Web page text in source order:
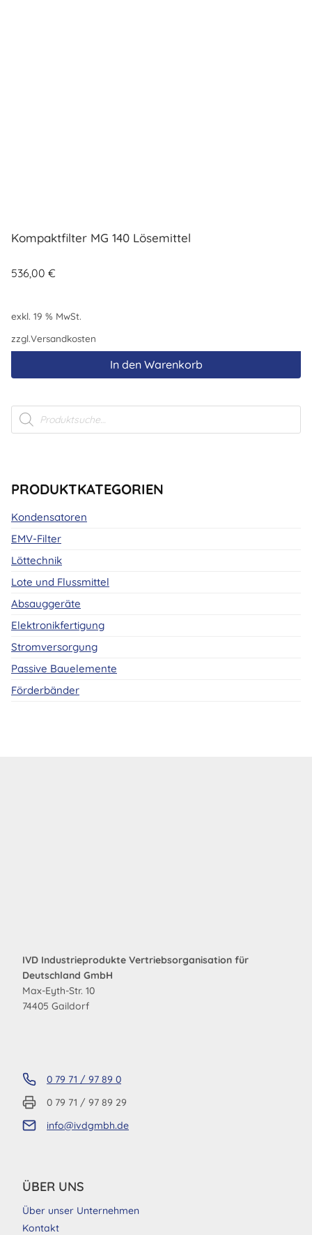
Kompaktfilter MG 140 Lösemittel
536,00 €
exkl. 19 % MwSt.
zzgl.Versandkosten
In den Warenkorb
Products
search
PRODUKTKATEGORIEN
Kondensatoren
EMV-Filter
Löttechnik
Lote und Flussmittel
Absauggeräte
Elektronikfertigung
Stromversorgung
Passive Bauelemente
Förderbänder
IVD Industrieprodukte Vertriebsorganisation für
Deutschland GmbH
Max-Eyth-Str. 10
74405 Gaildorf
0 79 71 / 97 89 0
0 79 71 / 97 89 29
info@ivdgmbh.de
ÜBER UNS
Über unser Unternehmen
Kontakt